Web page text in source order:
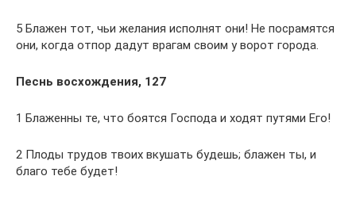
5 Блажен тот, чьи желания исполнят они! Не посрамятся
они, когда отпор дадут врагам своим у ворот города.
Песнь восхождения, 127
1 Блаженны те, что боятся Господа и ходят путями Его!
2 Плоды трудов твоих вкушать будешь; блажен ты, и
благо тебе будет!